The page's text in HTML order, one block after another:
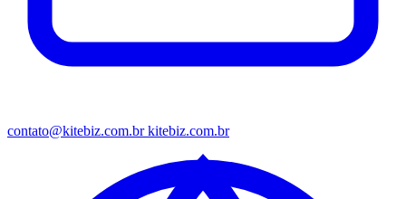
contato@kitebiz.com.br kitebiz.com.br